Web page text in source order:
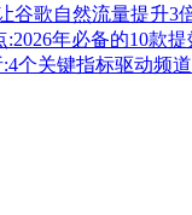
谷歌自然流量提升3
:2026年必备的10款
个关键指标驱动频